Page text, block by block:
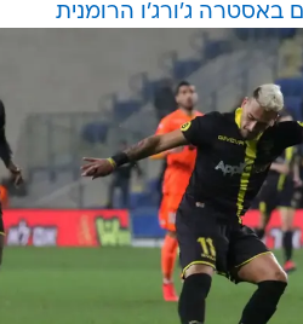
באסטרה ג'ורג'ו הרומנית